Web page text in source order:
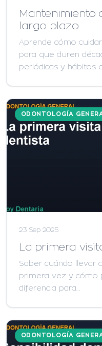
Mantenimiento
largo plazo
Aprende cómo
para que duren
periódicas y hábitos
ODONTOLOGÍA
23 Sep 2025
La primera
Saber cuándo llevar
primera vez y cómo
diferencia para…
ODONTOLOGÍA